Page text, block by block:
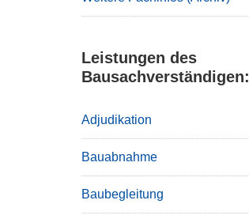
Leistungen des
Bausachverständigen:
Adjudikation
Bauabnahme
Baubegleitung